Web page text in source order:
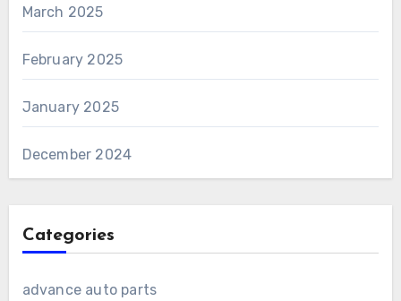
March 2025
February 2025
January 2025
December 2024
Categories
advance auto parts